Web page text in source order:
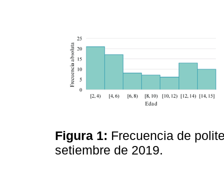
Figura 1: Frecuencia de
setiembre de 2019.